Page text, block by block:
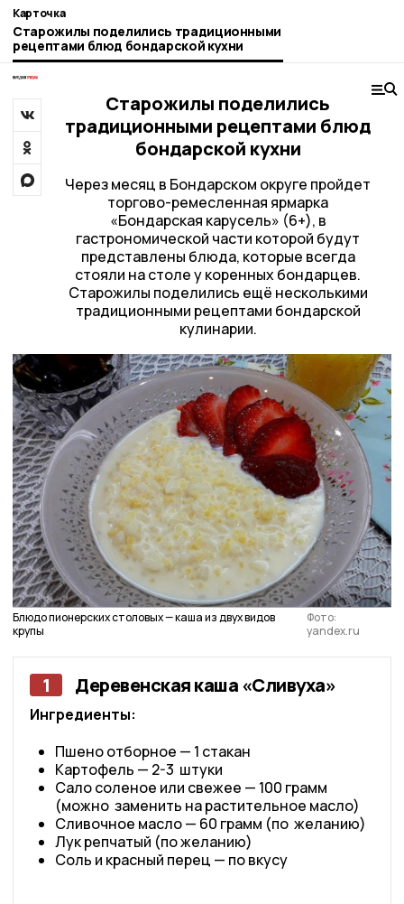
Карточка
Старожилы поделились традиционными
рецептами блюд бондарской кухни
Старожилы поделились
традиционными рецептами блюд
бондарской кухни
Через месяц в Бондарском округе пройдет
торгово-ремесленная ярмарка
«Бондарская карусель» (6+), в
гастрономической части которой будут
представлены блюда, которые всегда
стояли на столе у коренных бондарцев.
Старожилы поделились ещё несколькими
традиционными рецептами бондарской
кулинарии.
Блюдо пионерских столовых — каша из двух видов
крупы
Фото:
yandex.ru
1 Деревенская каша «Сливуха»
Ингредиенты:
Пшено отборное — 1 стакан
Картофель — 2-3 штуки
Сало соленое или свежее — 100 грамм
(можно заменить на растительное масло)
Сливочное масло — 60 грамм (по желанию)
Лук репчатый (по желанию)
Соль и красный перец — по вкусу